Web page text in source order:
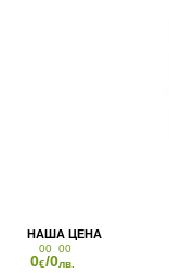
0
00
€/0
00
лв.